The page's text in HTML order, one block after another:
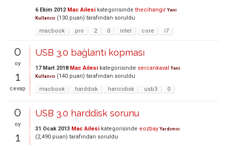
6 Ekim 2012 Mac Ailesi kategorisinde thecihangir Yeni
Kullanıcı (130 puan) tarafından soruldu
macbook
pro 2 0 intel core i7
0
oy
1
cevap
USB 3.0 bağlantı kopması
17 Mart 2018 Mac Ailesi kategorisinde sercankaval Yeni
Kullanıcı (140 puan) tarafından soruldu
macbook
harddisk haricidisk usb3 0
0
oy
1
USB 3.0 harddisk sorunu
31 Ocak 2013 Mac Ailesi kategorisinde eozbay Yardımcı
(2,490 puan) tarafından soruldu